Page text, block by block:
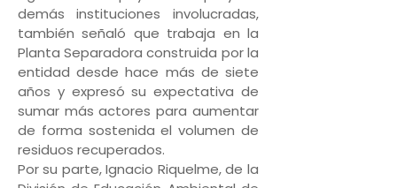
demás instituciones involucradas,
también señaló que trabaja en la
Planta Separadora construida por la
entidad desde hace más de siete
años y expresó su expectativa de
sumar más actores para aumentar
de forma sostenida el volumen de
residuos recuperados.
Por su parte, Ignacio Riquelme, de la